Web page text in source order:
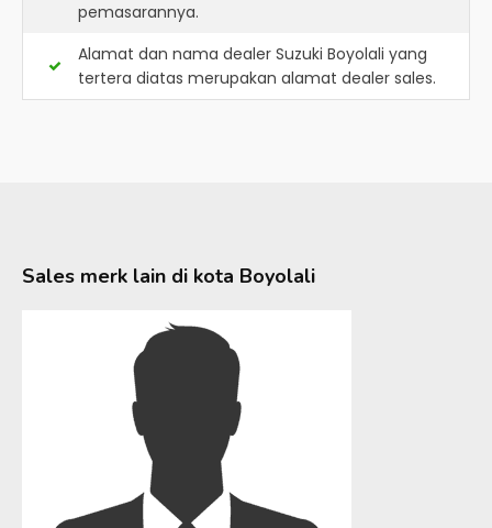
pemasarannya.
Alamat dan nama dealer Suzuki Boyolali yang
tertera diatas merupakan alamat dealer sales.
Sales merk lain di kota Boyolali